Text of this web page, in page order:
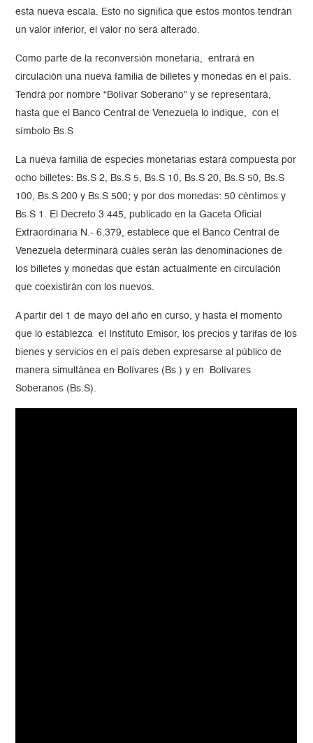
esta nueva escala. Esto no significa que estos montos tendrán
un valor inferior, el valor no será alterado.
Como parte de la reconversión monetaria, entrará en
circulación una nueva familia de billetes y monedas en el país.
Tendrá por nombre “Bolívar Soberano” y se representará,
hasta que el Banco Central de Venezuela lo indique, con el
símbolo Bs.S
La nueva familia de especies monetarias estará compuesta por
ocho billetes: Bs.S 2, Bs.S 5, Bs.S 10, Bs.S 20, Bs.S 50, Bs.S
100, Bs.S 200 y Bs.S 500; y por dos monedas: 50 céntimos y
Bs.S 1. El Decreto 3.445, publicado en la Gaceta Oficial
Extraordinaria N.- 6.379, establece que el Banco Central de
Venezuela determinará cuáles serán las denominaciones de
los billetes y monedas que están actualmente en circulación
que coexistirán con los nuevos.
A partir del 1 de mayo del año en curso, y hasta el momento
que lo establezca el Instituto Emisor, los precios y tarifas de los
bienes y servicios en el país deben expresarse al público de
manera simultánea en Bolívares (Bs.) y en Bolívares
Soberanos (Bs.S).